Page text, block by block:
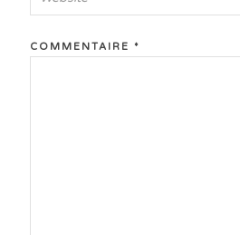
COMMENTAIRE *